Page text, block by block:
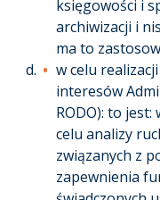
księgowości i
archiwizacji i
ma to
w celu
interesów
RODO): to jest:
celu analizy
związanych z
zapewnienia